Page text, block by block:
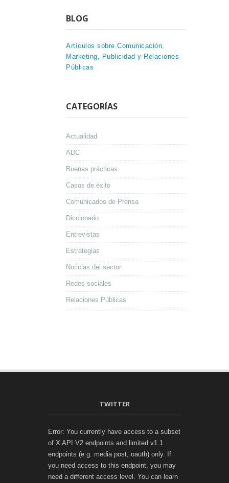
BLOG
Artículos sobre Comunicación,
Marketing, Publicidad y Relaciones
Públicas
CATEGORÍAS
Actualidad
ADC
Buenas prácticas
Casos de éxito
Comunicados de Prensa
Diccionario
Entrevistas
Estrategias
Noticias del sector
Redes sociales
Relaciones Públicas
TWITTER
Error: You currently have access to a subset
of X API V2 endpoints and limited v1.1
endpoints (e.g. media post, oauth) only. If
you need access to this endpoint, you may
need a different access level. You can learn